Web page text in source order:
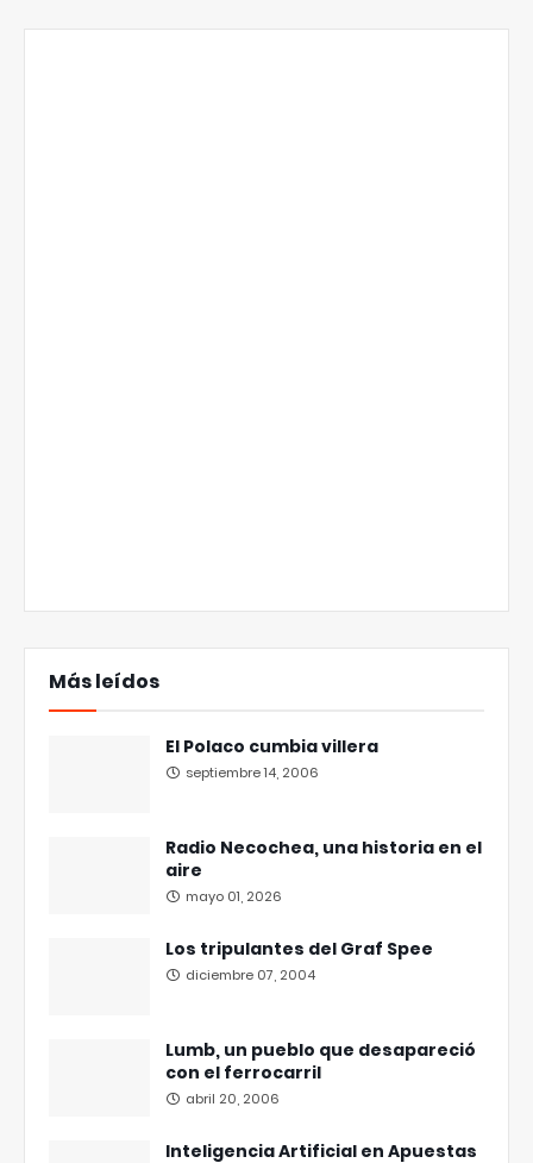
Más leídos
El Polaco cumbia villera
septiembre 14, 2006
Radio Necochea, una historia en el
aire
mayo 01, 2026
Los tripulantes del Graf Spee
diciembre 07, 2004
Lumb, un pueblo que desapareció
con el ferrocarril
abril 20, 2006
Inteligencia Artificial en Apuestas